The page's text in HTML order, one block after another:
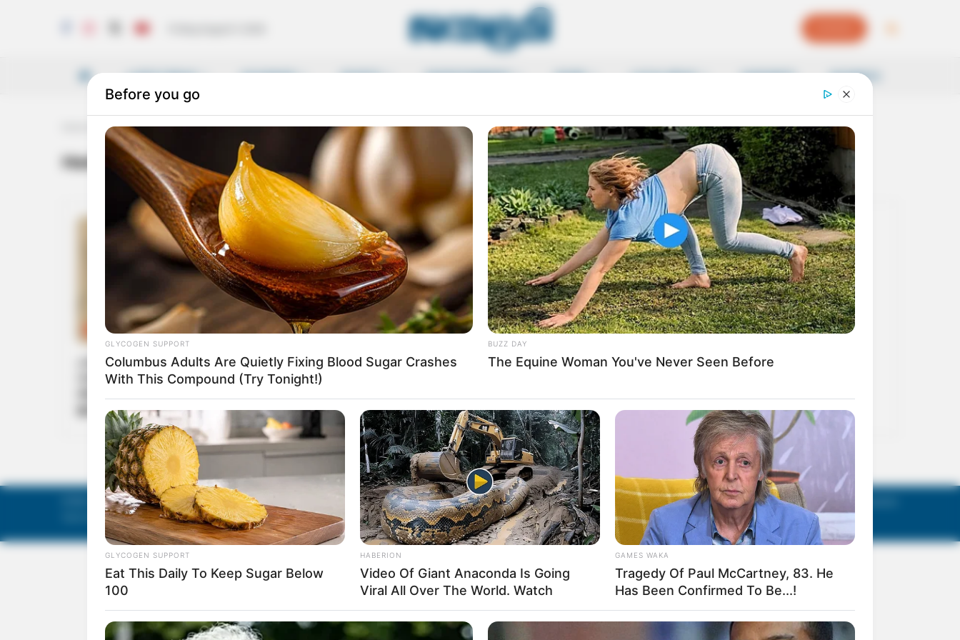
LATEST NEWS VICHARAM SPORTS ENTERTAINMENT MORE LOCAL NEWS SAMSKRITI BUSINESS
HashemSafieddine
HashemSafieddine
WORLD
ഹസ്സന്‍ നസ്റള്ളയുടെ അനുയായിയെയും
വധിച്ചോ? ഹാഷിം സഫിയെദ്ദീന്‍
ഇസ്രയേല്‍ ആക്രമണത്തിന് ശേഷം
About Us Contact Us Terms of Use Privacy Policy AGM Announcements
Mathruka Pracharanalayam Limited.
Tech-enabled byAnanthapuri Technologies.